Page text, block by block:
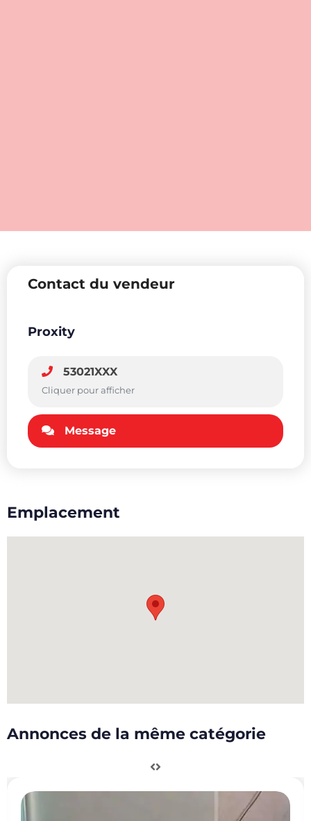
Contact du vendeur
Proxity
53021XXX
Cliquer pour afficher
Message
Emplacement
Annonces de la même catégorie